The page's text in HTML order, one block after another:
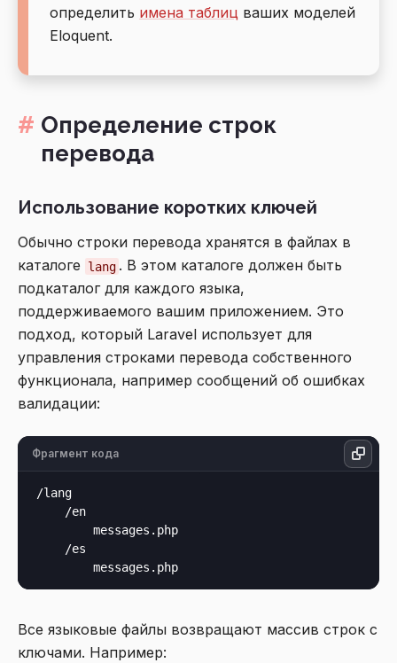
определить имена таблиц ваших моделей
Eloquent.
Определение строк
перевода
Использование коротких ключей
Обычно строки перевода хранятся в файлах в
каталоге
lang . В этом каталоге должен быть
подкаталог для каждого языка,
поддерживаемого вашим приложением. Это
подход, который Laravel использует для
управления строками перевода собственного
функционала, например сообщений об ошибках
валидации:
Фрагмент кода
/lang
    /en
        messages.php
    /es
Все языковые файлы возвращают массив строк с
ключами. Например: